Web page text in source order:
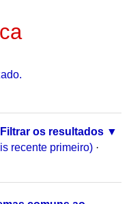
Filtrar os resultados
recente primeiro) ·